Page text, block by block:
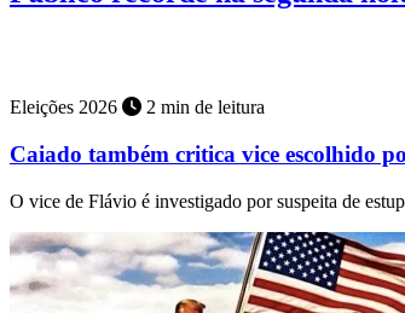
Eleições 2026 2 min de leitura
Caiado também critica vice escolhido
O vice de Flávio é investigado por suspeita de